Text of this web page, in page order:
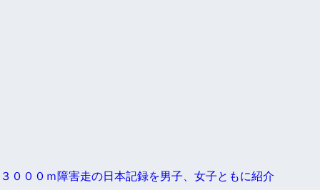
３０００ｍ障害走の日本記録を男子、女子ともに紹介